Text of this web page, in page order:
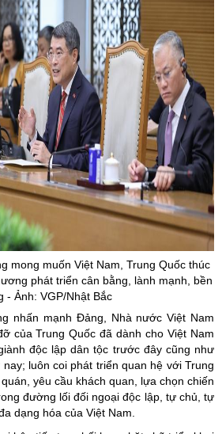
mong muốn Việt Nam, Trung Quốc thúc
phát triển cân bằng, lành mạnh, bền
- Ảnh: VGP/Nhật Bắc
nhấn mạnh Đảng, Nhà nước Việt Nam
của Trung Quốc đã dành cho Việt Nam
độc lập dân tộc trước đây cũng như
luôn coi phát triển quan hệ với Trung
yêu cầu khách quan, lựa chọn chiến
đường lối đối ngoại độc lập, tự chủ, tự
dạng hóa của Việt Nam.